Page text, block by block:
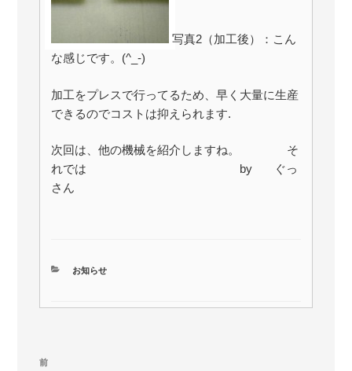
写真2（加工後）：こん
な感じです。(^_-)
加工をプレスで行ってるため、早く大量に生産
できるのでコストは抑えられます.
次回は、他の機械を紹介しますね。 そ
れでは by ぐっ
さん
カ
お知らせ
投
前
前